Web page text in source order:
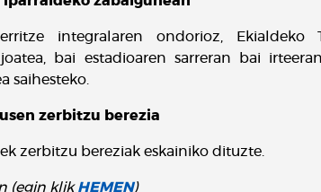
integralaren ondorioz,
bai estadioaren sarreran bai
saihesteko.
zerbitzu berezia
zerbitzu bereziak eskainiko dituzte.
(egin klikHEMEN)